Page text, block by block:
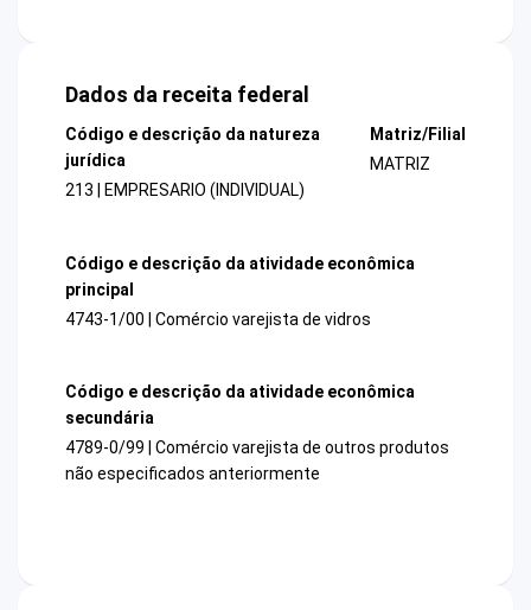
Dados da receita federal
Código e descrição da natureza
jurídica
213 | EMPRESARIO (INDIVIDUAL)
Matriz/Filial
MATRIZ
Código e descrição da atividade econômica
principal
4743-1/00 | Comércio varejista de vidros
Código e descrição da atividade econômica
secundária
4789-0/99 | Comércio varejista de outros produtos
não especificados anteriormente